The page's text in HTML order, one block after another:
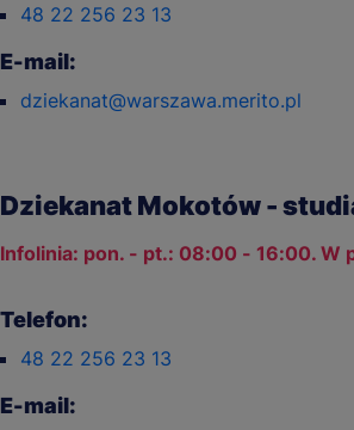
48 22 256 23 13
E-mail:
dziekanat@warszawa.merito.pl
Dziekanat Mokotów -
Infolinia: pon. - pt.: 08:00 - 16:00. W
Telefon:
48 22 256 23 13
E-mail: